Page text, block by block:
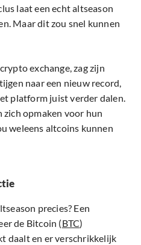
laat een echt altseason
Maar dit zou snel kunnen
exchange, zag zijn
naar een nieuw record,
platform juist verder dalen.
opmaken voor hun
weleens altcoins kunnen
precies? Een
de Bitcoin (BTC)
daalt en er verschrikkelijk